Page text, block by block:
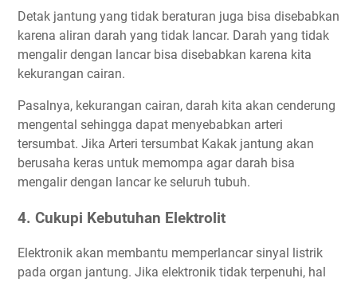
Detak jantung yang tidak beraturan juga bisa disebabkan
karena aliran darah yang tidak lancar. Darah yang tidak
mengalir dengan lancar bisa disebabkan karena kita
kekurangan cairan.
Pasalnya, kekurangan cairan, darah kita akan cenderung
mengental sehingga dapat menyebabkan arteri
tersumbat. Jika Arteri tersumbat Kakak jantung akan
berusaha keras untuk memompa agar darah bisa
mengalir dengan lancar ke seluruh tubuh.
4. Cukupi Kebutuhan Elektrolit
Elektronik akan membantu memperlancar sinyal listrik
pada organ jantung. Jika elektronik tidak terpenuhi, hal